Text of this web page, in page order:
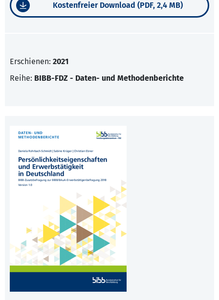
Kostenfreier Download (PDF, 2,4 MB)
Erschienen: 2021
Reihe: BIBB-FDZ - Daten- und Methodenberichte